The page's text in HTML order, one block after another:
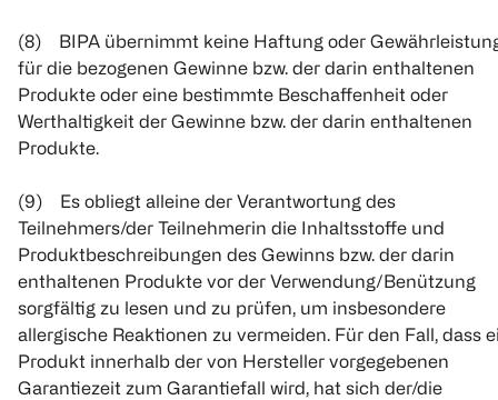
(8) BIPA übernimmt keine Haftung oder
für die bezogenen Gewinne bzw. der darin enthaltenen
Produkte oder eine bestimmte Beschaffenheit oder
Werthaltigkeit der Gewinne bzw. der darin enthaltenen
Produkte.
(9) Es obliegt alleine der Verantwortung des
Teilnehmers/der Teilnehmerin die Inhaltsstoffe und
Produktbeschreibungen des Gewinns bzw. der darin
enthaltenen Produkte vor der Verwendung/Benützung
sorgfältig zu lesen und zu prüfen, um insbesondere
allergische Reaktionen zu vermeiden. Für den Fall, dass
Produkt innerhalb der von Hersteller vorgegebenen
Garantiezeit zum Garantiefall wird, hat sich der/die